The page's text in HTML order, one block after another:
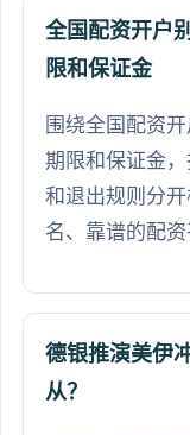
全国配资开户
限和保证金
围绕全国配资
期限和保证金
和退出规则分
名、靠谱的配资
德银推演美伊
从？